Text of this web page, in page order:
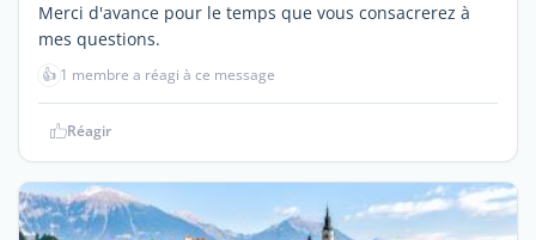
Merci d'avance pour le temps que vous consacrerez à
mes questions.
👍 1 membre a réagi à ce message
Réagir